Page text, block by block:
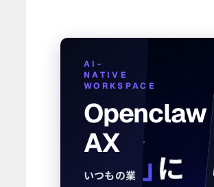
AI-
NATIVE
WORKSPACE
Openclaw
AX
いつもの業